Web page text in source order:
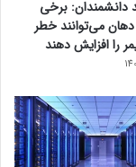
برخی
می‌توانند خطر
را افزایش دهند